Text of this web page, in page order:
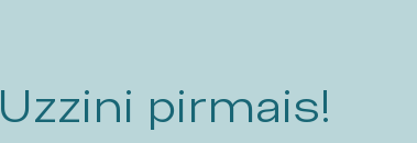
Uzzini pirmais!